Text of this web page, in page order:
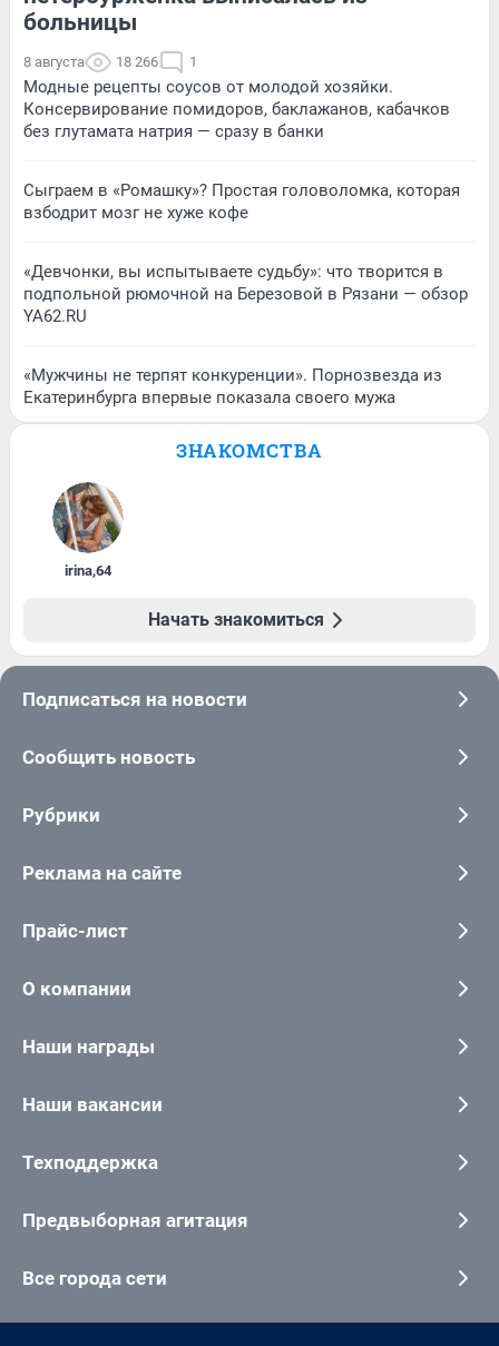
больницы
8 августа 18 266 1
Модные рецепты соусов от молодой хозяйки.
Консервирование помидоров, баклажанов, кабачков
без глутамата натрия — сразу в банки
Сыграем в «Ромашку»? Простая головоломка, которая
взбодрит мозг не хуже кофе
«Девчонки, вы испытываете судьбу»: что творится в
подпольной рюмочной на Березовой в Рязани — обзор
YA62.RU
«Мужчины не терпят конкуренции». Порнозвезда из
Екатеринбурга впервые показала своего мужа
ЗНАКОМСТВА
irina,64
Начать знакомиться
Подписаться на новости
Сообщить новость
Рубрики
Реклама на сайте
Прайс-лист
О компании
Наши награды
Наши вакансии
Техподдержка
Предвыборная агитация
Все города сети